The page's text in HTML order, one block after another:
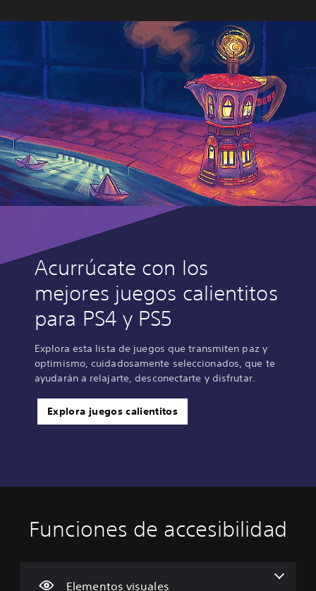
Acurrúcate con los
mejores juegos calientitos
para PS4 y PS5
Explora esta lista de juegos que transmiten paz y
optimismo, cuidadosamente seleccionados, que te
ayudarán a relajarte, desconectarte y disfrutar.
Explora juegos calientitos
Funciones de accesibilidad
Elementos visuales
T
e
o
C
o
r
S
e
e
S
e
e
R
e
r